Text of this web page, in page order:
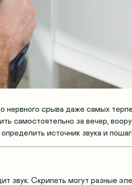
нервного срыва даже самых
самостоятельно за вечер,
источник звука и
звук. Скрипеть могут разные